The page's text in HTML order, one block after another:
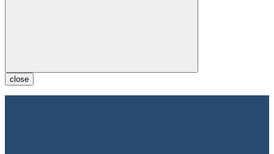
close